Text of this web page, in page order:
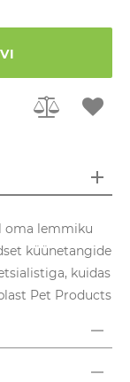
oma lemmiku
küünetangide
kuidas
Pet Products